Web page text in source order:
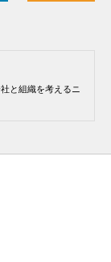
と組織を考えるニ